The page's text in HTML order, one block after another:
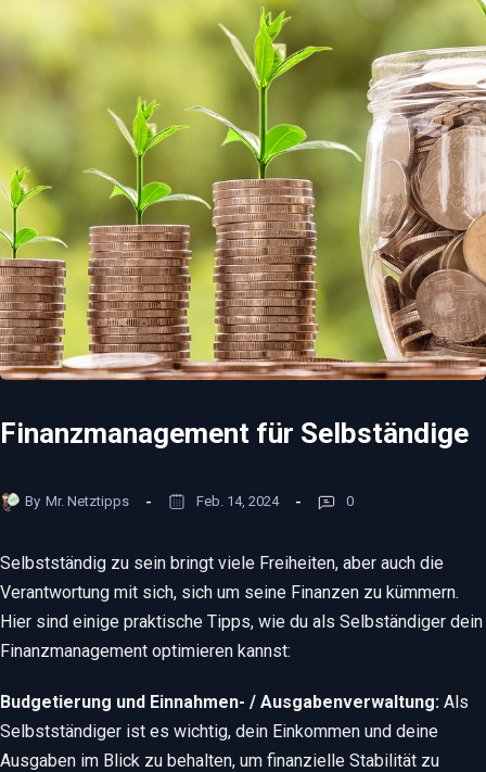
Finanzmanagement für Selbständige
By Mr. Netztipps Feb. 14, 2024 0
Selbstständig zu sein bringt viele Freiheiten, aber auch die
Verantwortung mit sich, sich um seine Finanzen zu kümmern.
Hier sind einige praktische Tipps, wie du als Selbständiger dein
Finanzmanagement optimieren kannst:
Budgetierung und Einnahmen- / Ausgabenverwaltung: Als
Selbstständiger ist es wichtig, dein Einkommen und deine
Ausgaben im Blick zu behalten, um finanzielle Stabilität zu